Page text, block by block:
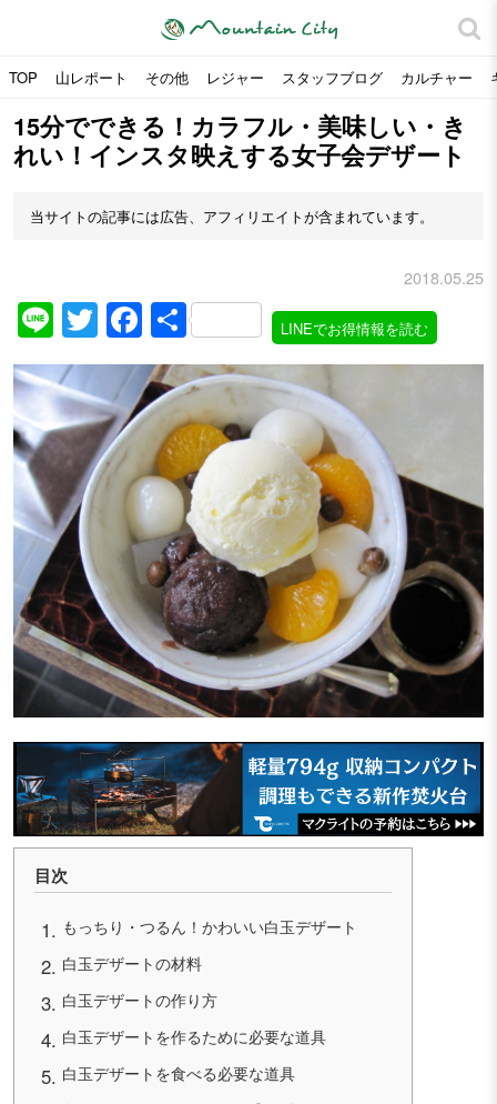
TOP 山レポート その他 レジャー スタッフブログ カルチャー
15分でできる！カラフル・美味しい・き
れい！インスタ映えする女子会デザート
当サイトの記事には広告、アフィリエイトが含まれています。
2018.05.25
LineTwitter
Facebook
共
有
LINEでお得情報を読む
目次
もっちり・つるん！かわいい白玉デザート
白玉デザートの材料
白玉デザートの作り方
白玉デザートを作るために必要な道具
白玉デザートを食べる必要な道具